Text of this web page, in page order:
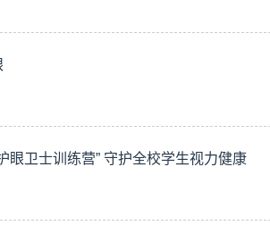
眼卫士训练营” 守护全校学生视力健康